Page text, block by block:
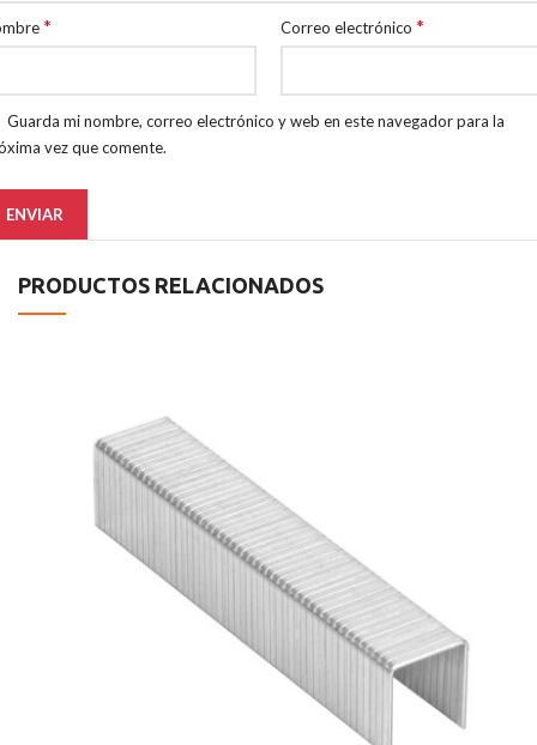
* Correo electrónico *
Guarda mi nombre, correo electrónico y web en este navegador para la
vez que comente.
PRODUCTOS RELACIONADOS